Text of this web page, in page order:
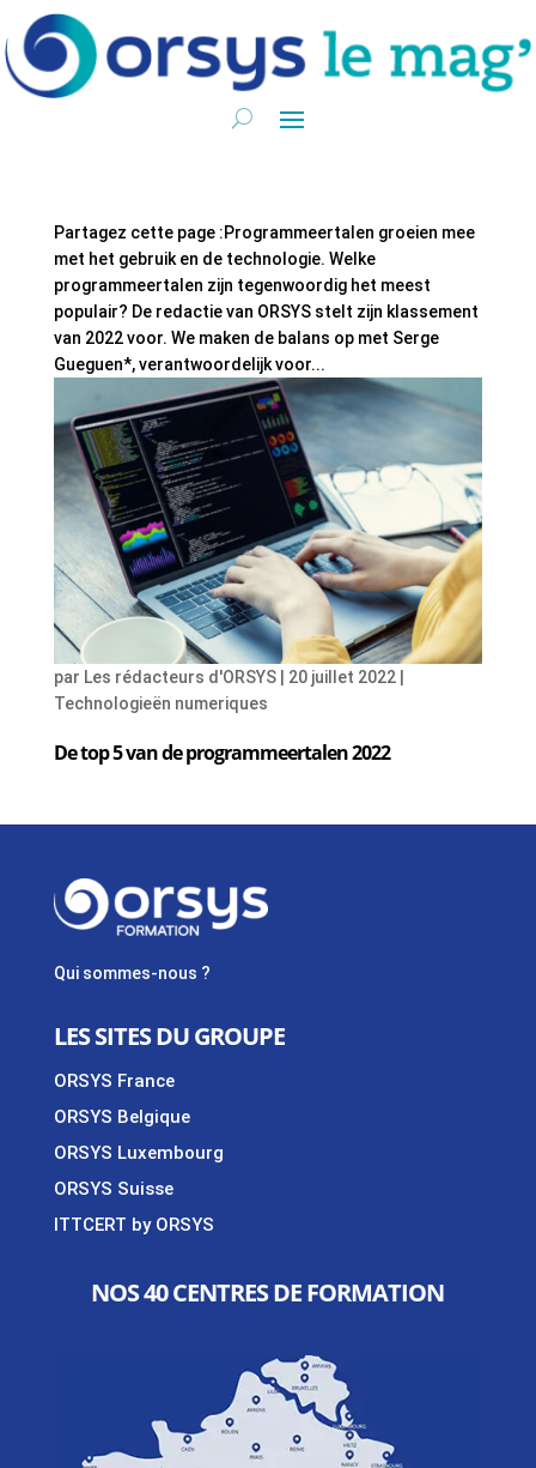
De top 5 van de programmeertalen 2022
par Les rédacteurs d'ORSYS| 20 juillet 2022|
Technologieën numeriques
Partagez cette page :Programmeertalen groeien mee
met het gebruik en de technologie. Welke
programmeertalen zijn tegenwoordig het meest
populair? De redactie van ORSYS stelt zijn klassement
van 2022 voor. We maken de balans op met Serge
Gueguen*, verantwoordelijk voor...
Qui sommes-nous ?
LES SITES DU GROUPE
ORSYS France
ORSYS Belgique
ORSYS Luxembourg
ORSYS Suisse
ITTCERT by ORSYS
NOS 40 CENTRES DE FORMATION